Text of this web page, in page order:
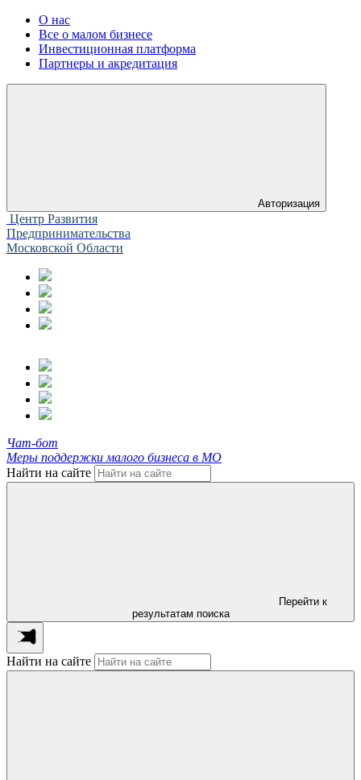
О нас
Все о малом бизнесе
Инвестиционная платформа
Партнеры и акредитация
Авторизация
Центр Развития
Предпринимательства
Московской Области
Чат-бот
Меры поддержки малого бизнеса в МО
Найти на сайте
Перейти к
результатам поиска
Найти на сайте